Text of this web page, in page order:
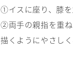
①イスに座り、膝を
②両手の親指を重
描くようにやさし